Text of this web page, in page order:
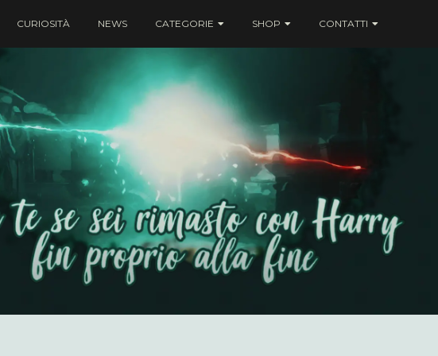
CURIOSITÀ NEWS CATEGORIE SHOP CONTATTI
rimasto con Harry fin